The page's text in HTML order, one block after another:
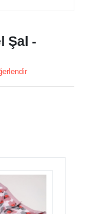
Şal -